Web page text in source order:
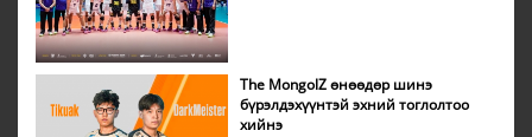
The MongolZ өнөөдөр шинэ
бүрэлдэхүүнтэй эхний тоглолтоо
хийнэ